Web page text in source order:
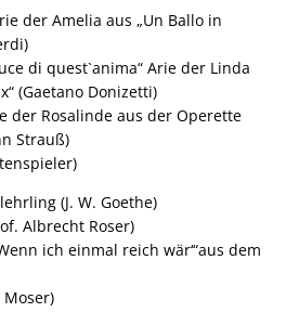
der Amelia aus „Un Ballo in
di quest`anima“ Arie der Linda
(Gaetano Donizetti)
der Rosalinde aus der Operette
Strauß)
(J. W. Goethe)
Albrecht Roser)
ich einmal reich wär‘“aus dem